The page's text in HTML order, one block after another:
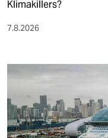
Klimakillers?
7.8.2026